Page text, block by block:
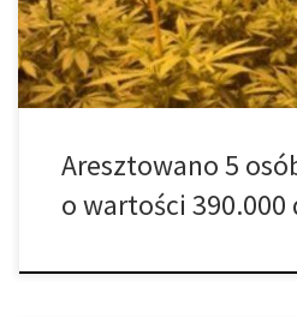
County. Syntetyczna marihuana, jak
Aresztowano 5
o wartości